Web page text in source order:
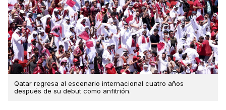
Qatar regresa al escenario internacional cuatro años
después de su debut como anfitrión.